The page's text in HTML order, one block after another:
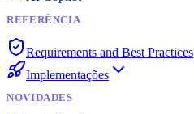
REFERÊNCIA
Requirements and Best Practices
Implementações
NOVIDADES